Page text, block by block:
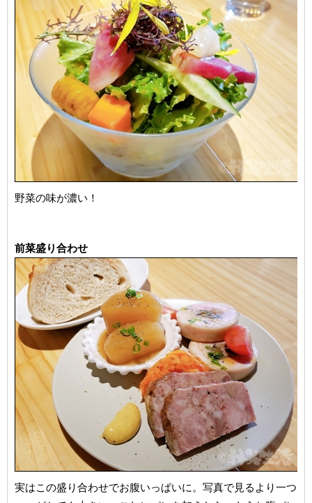
野菜の味が濃い！
前菜盛り合わせ
実はこの盛り合わせでお腹いっぱいに。写真で見るより一つ